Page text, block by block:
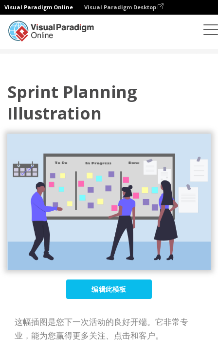
Visual Paradigm Online Visual Paradigm Desktop
Sprint Planning
Illustration
编辑此模板
这幅插图是您下一次活动的良好开端。它非常专
业，能为您赢得更多关注、点击和客户。